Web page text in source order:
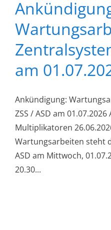
am
Ankündigung:
ZSS / ASD am
Multiplikatoren
Wartungsarbeiten steht
ASD am Mittwoch,
20.30...